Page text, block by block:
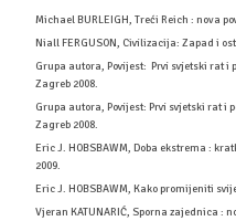
Michael BURLEIGH, Treći Reich : nova
Niall FERGUSON, Civilizacija: Zapad i
Grupa autora, Povijest: Prvi svjetski rat i
Zagreb 2008.
Grupa autora, Povijest: Prvi svjetski rat i
Zagreb 2008.
Eric J. HOBSBAWM, Doba ekstrema :
2009.
Eric J. HOBSBAWM, Kako promijeniti
Vjeran KATUNARIĆ, Sporna zajednica :